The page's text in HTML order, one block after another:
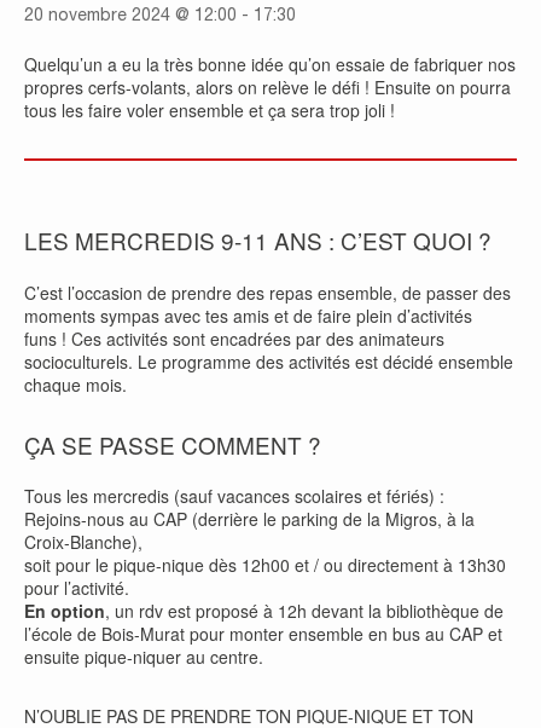
20 novembre 2024 @ 12:00 - 17:30
Quelqu’un a eu la très bonne idée qu’on essaie de fabriquer nos
propres cerfs-volants, alors on relève le défi ! Ensuite on pourra
tous les faire voler ensemble et ça sera trop joli !
LES MERCREDIS 9-11 ANS : C’EST QUOI ?
C’est l’occasion de prendre des repas ensemble, de passer des
moments sympas avec tes amis et de faire plein d’activités
funs ! Ces activités sont encadrées par des animateurs
socioculturels. Le programme des activités est décidé ensemble
chaque mois.
ÇA SE PASSE COMMENT ?
Tous les mercredis (sauf vacances scolaires et fériés) :
Rejoins-nous au CAP (derrière le parking de la Migros, à la
Croix-Blanche),
soit pour le pique-nique dès 12h00 et / ou directement à 13h30
pour l’activité.
En option, un rdv est proposé à 12h devant la bibliothèque de
l’école de Bois-Murat pour monter ensemble en bus au CAP et
ensuite pique-niquer au centre.
N’OUBLIE PAS DE PRENDRE TON PIQUE-NIQUE ET TON